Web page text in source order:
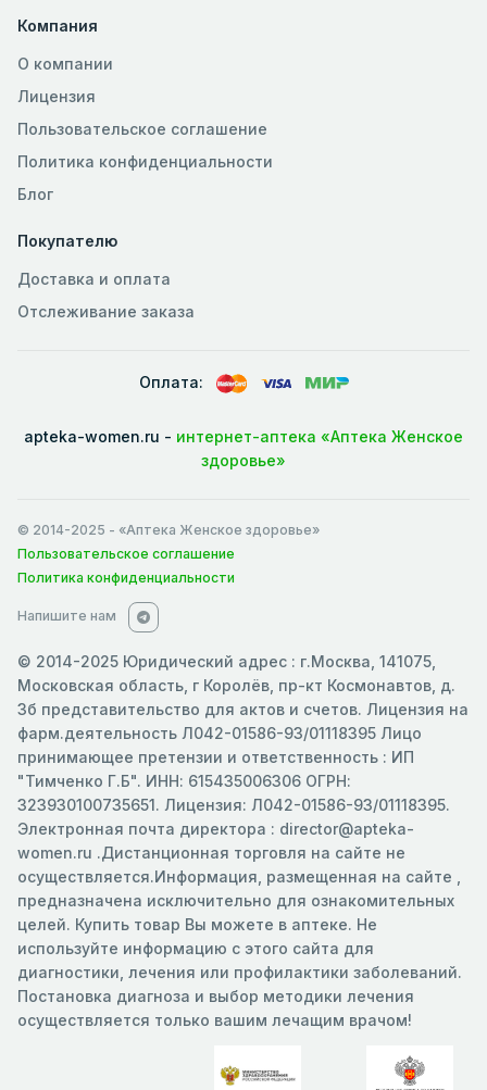
Компания
О компании
Лицензия
Пользовательское соглашение
Политика конфиденциальности
Блог
Покупателю
Доставка и оплата
Отслеживание заказа
Оплата:
apteka-women.ru - интернет-аптека «Аптека Женское
здоровье»
© 2014-2025 - «Аптека Женское здоровье»
Пользовательское соглашение
Политика конфиденциальности
Напишите нам
© 2014-2025 Юридический адрес : г.Москва, 141075,
Московская область, г Королёв, пр-кт Космонавтов, д.
3б представительство для актов и счетов. Лицензия на
фарм.деятельность Л042-01586-93/01118395 Лицо
принимающее претензии и ответственность : ИП
"Тимченко Г.Б". ИНН: 615435006306 ОГРН:
323930100735651. Лицензия: Л042-01586-93/01118395.
Электронная почта директора : director@apteka-
women.ru .Дистанционная торговля на сайте не
осуществляется.Информация, размещенная на сайте ,
предназначена исключительно для ознакомительных
целей. Купить товар Вы можете в аптеке. Не
используйте информацию с этого сайта для
диагностики, лечения или профилактики заболеваний.
Постановка диагноза и выбор методики лечения
осуществляется только вашим лечащим врачом!